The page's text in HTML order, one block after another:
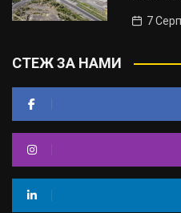
7
СТЕЖ ЗА НАМИ